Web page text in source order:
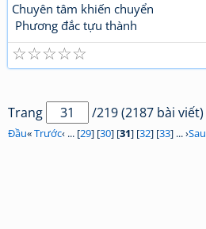
Chuyên tâm khiến chuyển
Phương đắc tựu thành
☆
☆
☆
☆
☆
Trang /219 (2187 bài viết)
Đầu«Trước‹ ... [29] [30] [31] [32] [33] ... ›Sau